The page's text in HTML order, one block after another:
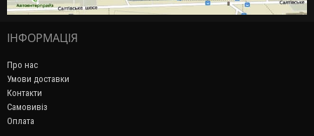
ІНФОРМАЦІЯ
Про нас
Умови доставки
Контакти
Самовивіз
Оплата